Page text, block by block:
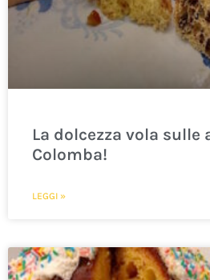
La dolcezza vola sulle
Colomba!
LEGGI »